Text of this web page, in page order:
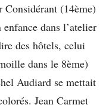
(14ème)
dans l’atelier
des hôtels, celui
dans le 8ème)
Audiard se mettait
Jean Carmet